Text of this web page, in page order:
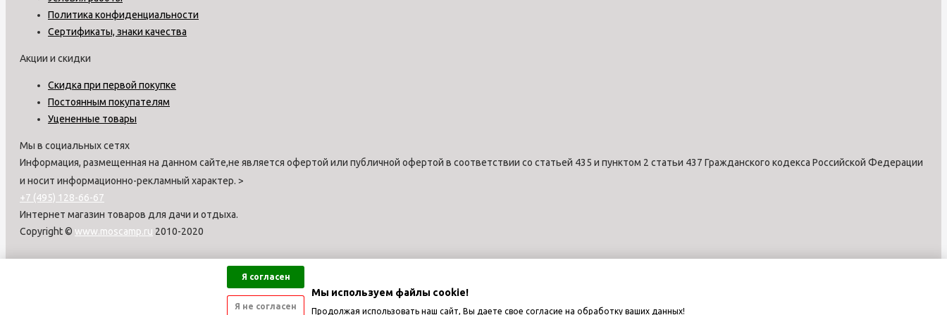
Я согласен
Я не согласен
Мы используем файлы cookie!
Продолжая использовать наш сайт, Вы даете свое согласие на обработку ваших данных!
Политика конфиденциальности
Сертификаты, знаки качества
Акции и скидки
Скидка при первой покупке
Постоянным покупателям
Уцененные товары
Мы в социальных сетях
Информация, размещенная на данном сайте,не является офертой или публичной офертой в соответствии со статьей 435 и пунктом 2 статьи 437 Гражданского кодекса Российской Федерации
и носит информационно-рекламный характер. >
+7 (495) 128-66-67
Интернет магазин товаров для дачи и отдыха.
Copyright © www.moscamp.ru 2010-2020